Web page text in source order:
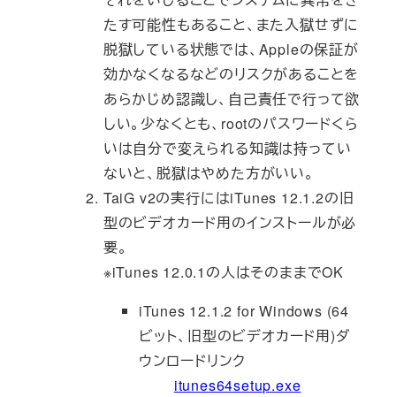
たす可能性もあること、また入獄せずに
脱獄している状態では、Appleの保証が
効かなくなるなどのリスクがあることを
あらかじめ認識し、自己責任で行って欲
しい。少なくとも、rootのパスワードくら
いは自分で変えられる知識は持ってい
ないと、脱獄はやめた方がいい。
TaiG v2の実行にはiTunes 12.1.2の旧
型のビデオカード用のインストールが必
要。
※iTunes 12.0.1の人はそのままでOK
iTunes 12.1.2 for Windows (64
ビット、旧型のビデオカード用)ダ
ウンロードリンク
itunes64setup.exe